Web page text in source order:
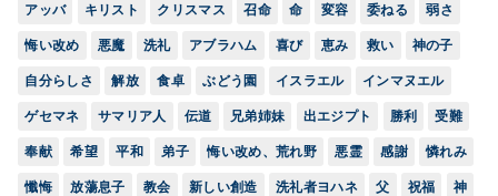
アッバ キリスト クリスマス 召命 命 変容 委ねる 弱さ
悔い改め 悪魔 洗礼 アブラハム 喜び 恵み 救い 神の子
自分らしさ 解放 食卓 ぶどう園 イスラエル インマヌエル
ゲセマネ サマリア人 伝道 兄弟姉妹 出エジプト 勝利 受難
奉献 希望 平和 弟子 悔い改め、荒れ野 悪霊 感謝 憐れみ
懺悔 放蕩息子 教会 新しい創造 洗礼者ヨハネ 父 祝福 神